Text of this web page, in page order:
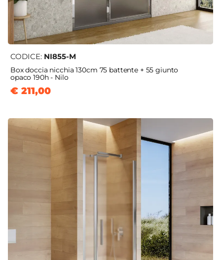
CODICE: NI855-M
Box doccia nicchia 130cm 75 battente + 55 giunto
opaco 190h - Nilo
€ 211,00